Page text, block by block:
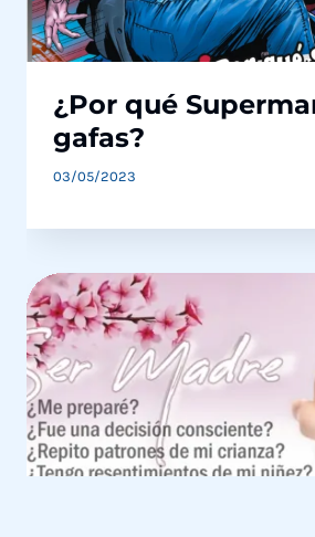
¿Por qué
gafas?
03/05/2023